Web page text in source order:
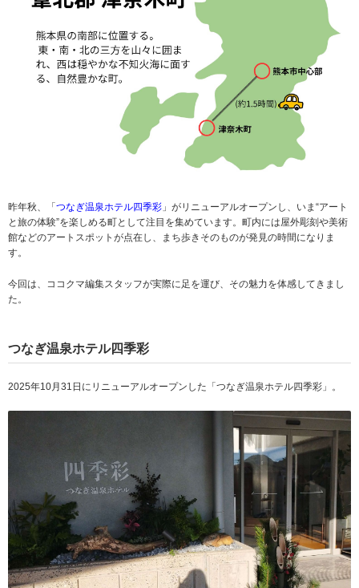
昨年秋、「 つなぎ温泉ホテル四季彩 」がリニューアルオープンし、いま“アート
と旅の体験”を楽しめる町として注目を集めています。町内には屋外彫刻や美術
館などのアートスポットが点在し、まち歩きそのものが発見の時間になりま
す。
今回は、ココクマ編集スタッフが実際に足を運び、その魅力を体感してきまし
た。
つなぎ温泉ホテル四季彩
2025年10月31日にリニューアルオープンした「つなぎ温泉ホテル四季彩」。